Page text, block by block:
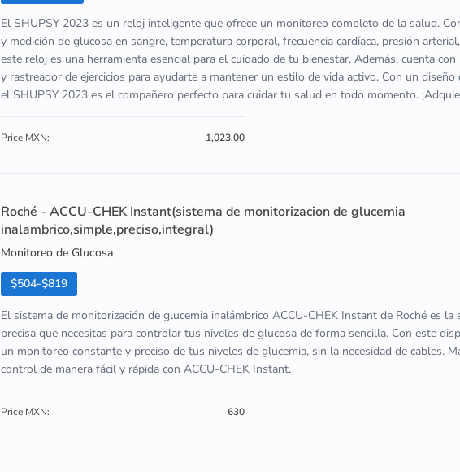
El SHUPSY 2023 es un reloj inteligente que ofrece un monitoreo completo de la salud.
y medición de glucosa en sangre, temperatura corporal, frecuencia cardíaca, presión
este reloj es una herramienta esencial para el cuidado de tu bienestar. Además, cuenta
y rastreador de ejercicios para ayudarte a mantener un estilo de vida activo. Con un
el SHUPSY 2023 es el compañero perfecto para cuidar tu salud en todo momento.
Price MXN: 1,023.00
Roché - ACCU-CHEK Instant(sistema de monitorizacion de glucemia
inalambrico,simple,preciso,integral)
Monitoreo de Glucosa
$504-$819
El sistema de monitorización de glucemia inalámbrico ACCU-CHEK Instant de Roché es
precisa que necesitas para controlar tus niveles de glucosa de forma sencilla. Con este
un monitoreo constante y preciso de tus niveles de glucemia, sin la necesidad de cables.
control de manera fácil y rápida con ACCU-CHEK Instant.
Price MXN: 630